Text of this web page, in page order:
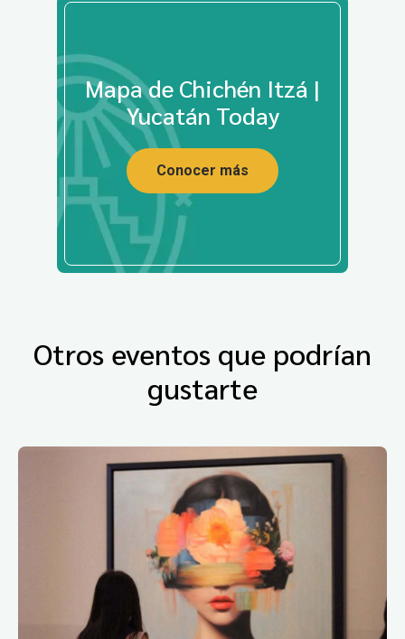
Mapa de Chichén Itzá |
Yucatán Today
Conocer más
Otros eventos que podrían
gustarte